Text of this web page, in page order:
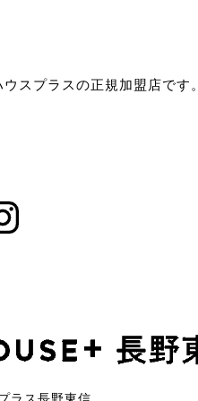
スプラスの正規加盟店です
ラス長野東信